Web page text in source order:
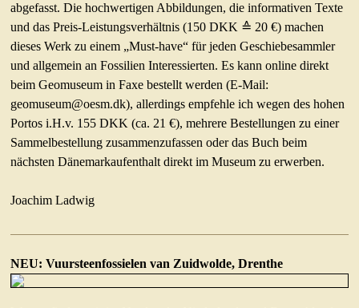
abgefasst. Die hochwertigen Abbildungen, die informativen Texte
und das Preis-Leistungsverhältnis (150 DKK ≙ 20 €) machen
dieses Werk zu einem „Must-have“ für jeden Geschiebesammler
und allgemein an Fossilien Interessierten. Es kann online direkt
beim Geomuseum in Faxe bestellt werden (E-Mail:
geomuseum@oesm.dk), allerdings empfehle ich wegen des hohen
Portos i.H.v. 155 DKK (ca. 21 €), mehrere Bestellungen zu einer
Sammelbestellung zusammenzufassen oder das Buch beim
nächsten Dänemarkaufenthalt direkt im Museum zu erwerben.
Joachim Ladwig
NEU: Vuursteenfossielen van Zuidwolde, Drenthe